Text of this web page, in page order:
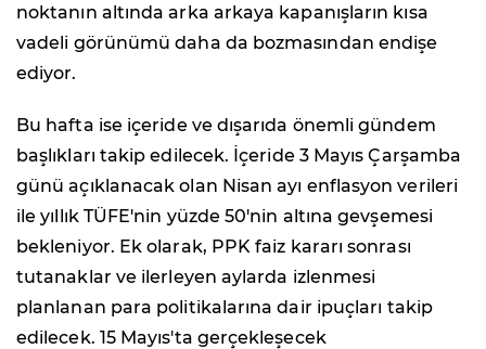
noktanın altında arka arkaya kapanışların kısa
vadeli görünümü daha da bozmasından endişe
ediyor.
Bu hafta ise içeride ve dışarıda önemli gündem
başlıkları takip edilecek. İçeride 3 Mayıs Çarşamba
günü açıklanacak olan Nisan ayı enflasyon verileri
ile yıllık TÜFE'nin yüzde 50'nin altına gevşemesi
bekleniyor. Ek olarak, PPK faiz kararı sonrası
tutanaklar ve ilerleyen aylarda izlenmesi
planlanan para politikalarına dair ipuçları takip
edilecek. 15 Mayıs'ta gerçekleşecek